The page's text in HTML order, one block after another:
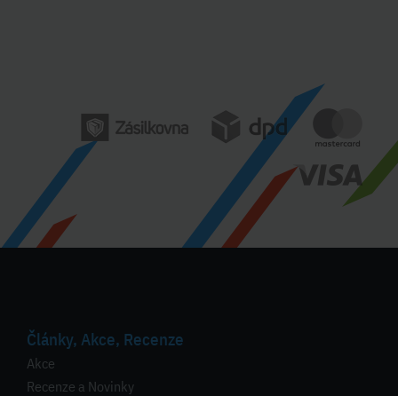
Články, Akce, Recenze
Akce
Recenze a Novinky